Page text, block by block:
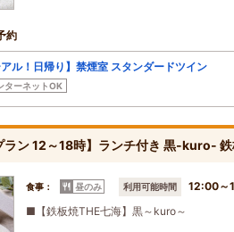
約
ル！日帰り】禁煙室 スタンダードツイン
ターネットOK
ラン 12～18時】ランチ付き 黒-kuro-
食事： 昼のみ 利用可能時間
12:00～
■【鉄板焼THE七海】黒～kuro～